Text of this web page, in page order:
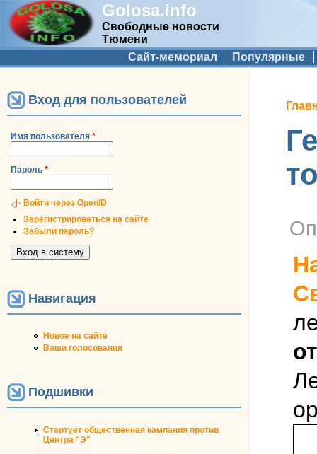
Golosa.info
Свободные новости
Тюмени
Дополнительное меню
Сайт-мемориал Популярные
Вход для пользователей
Имя пользователя *
Пароль *
Войти через OpenID
Зарегистрироваться на сайте
Забыли пароль?
Навигация
Новое на сайте
Ваши голосования
Подшивки
Стартует общественная кампания против
Центра "Э"
Вы